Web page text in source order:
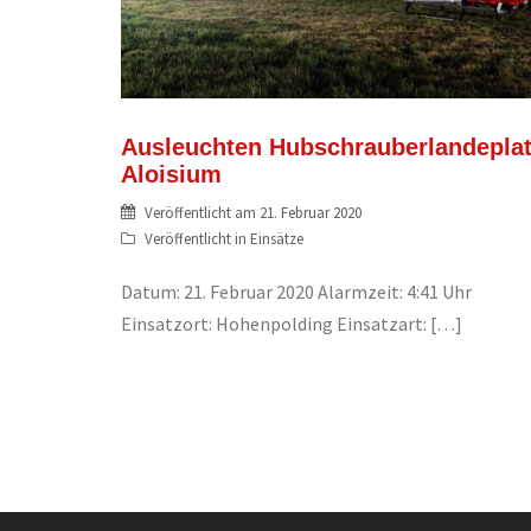
Ausleuchten
Aloisium
Veröffentlicht am 21. Februar 2020
Veröffentlicht in Einsätze
Datum: 21. Februar 2020 Alarmzeit: 4:41 Uhr
Einsatzort: Hohenpolding Einsatzart: […]